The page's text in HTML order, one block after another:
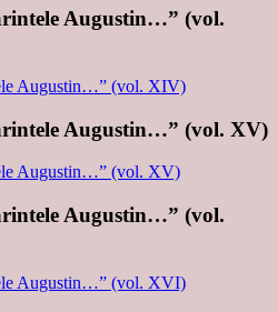
Augustin…” (vol.
Augustin…” (vol. XV)
Augustin…” (vol.